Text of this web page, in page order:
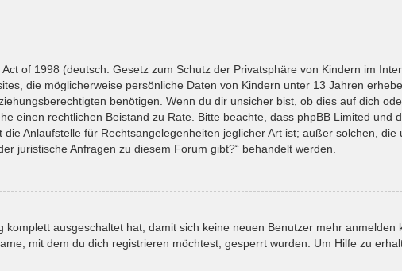
of 1998 (deutsch: Gesetz zum Schutz der Privatsphäre von Kindern im
die möglicherweise persönliche Daten von Kindern unter 13 Jahren
benötigen. Wenn du dir unsicher bist, ob dies auf dich
einen rechtlichen Beistand zu Rate. Bitte beachte, dass phpBB Limited und
Anlaufstelle für Rechtsangelegenheiten jeglicher Art ist; außer solchen, die
juristische Anfragen zu diesem Forum gibt?“ behandelt werden.
ausgeschaltet hat, damit sich keine neuen Benutzer mehr anmelden
mit dem du dich registrieren möchtest, gesperrt wurden. Um Hilfe zu